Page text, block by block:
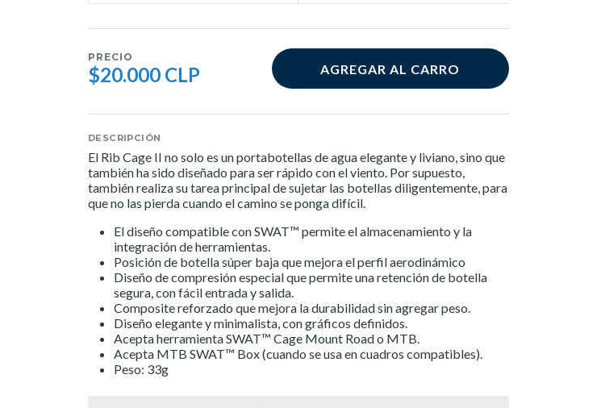
PRECIO
$20.000 CLP AGREGAR AL CARRO
DESCRIPCIÓN
El Rib Cage II no solo es un portabotellas de agua elegante y liviano, sino que
también ha sido diseñado para ser rápido con el viento. Por supuesto,
también realiza su tarea principal de sujetar las botellas diligentemente, para
que no las pierda cuando el camino se ponga difícil.
El diseño compatible con SWAT™ permite el almacenamiento y la
integración de herramientas.
Posición de botella súper baja que mejora el perfil aerodinámico
Diseño de compresión especial que permite una retención de botella
segura, con fácil entrada y salida.
Composite reforzado que mejora la durabilidad sin agregar peso.
Diseño elegante y minimalista, con gráficos definidos.
Acepta herramienta SWAT™ Cage Mount Road o MTB.
Acepta MTB SWAT™ Box (cuando se usa en cuadros compatibles).
Peso: 33g